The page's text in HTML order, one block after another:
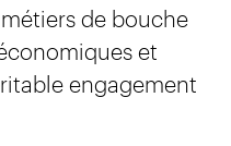
de bouche
et
engagement